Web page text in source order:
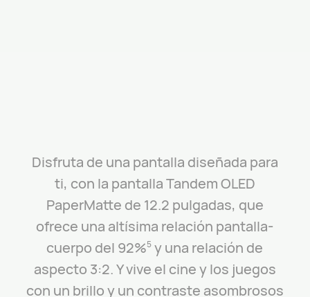
Disfruta de una pantalla diseñada para
ti, con la pantalla Tandem OLED
PaperMatte de 12.2 pulgadas, que
ofrece una altísima relación pantalla-
cuerpo del 92%5 y una relación de
aspecto 3:2.Y vive el cine y los juegos
con un brillo y un contraste asombrosos